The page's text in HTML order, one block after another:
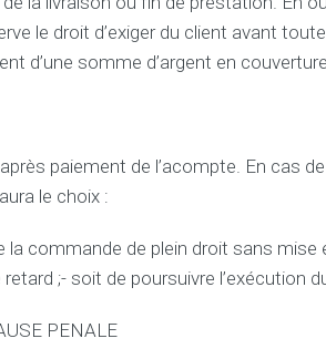
le droit d’exiger du client avant
d’une somme d’argent en
paiement de l’acompte. En cas
le choix :
la commande de plein droit sans mise
;- soit de poursuivre l’exécution
PENALE